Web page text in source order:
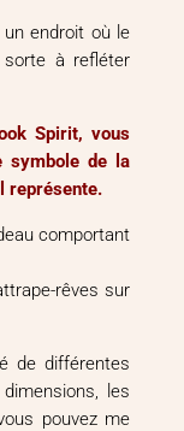
endroit où le
sorte à refléter
Spirit, vous
symbole de la
représente.
comportant
rêves sur
de différentes
les
pouvez me